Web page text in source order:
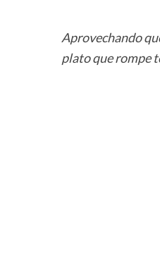
Aprovechando
plato que rompe